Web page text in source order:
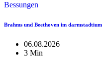
Bessungen
Brahms und Beethoven im darmstadtium
06.08.2026
3 Min